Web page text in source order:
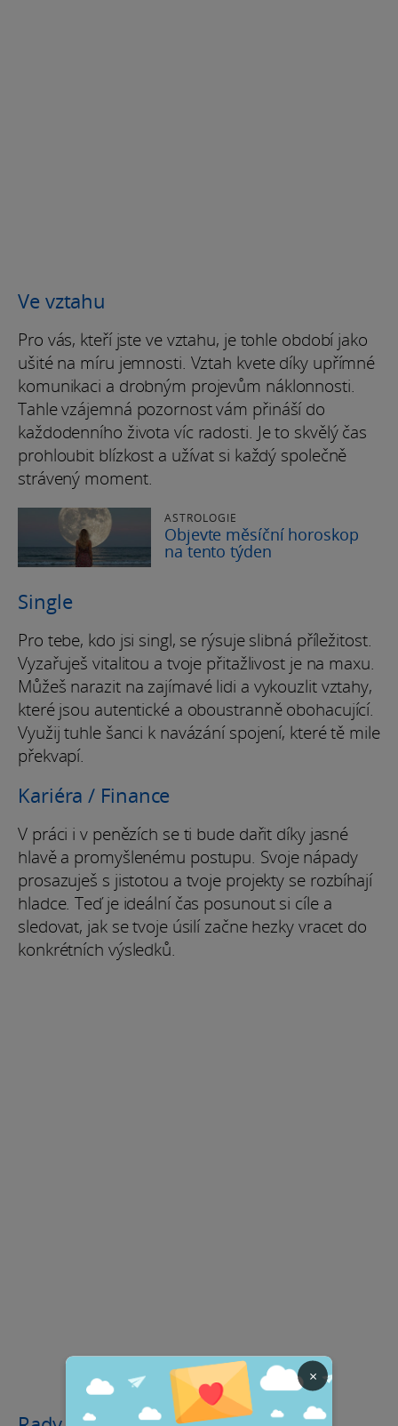
Ve vztahu
Pro vás, kteří jste ve vztahu, je tohle období jako
ušité na míru jemnosti. Vztah kvete díky upřímné
komunikaci a drobným projevům náklonnosti.
Tahle vzájemná pozornost vám přináší do
každodenního života víc radosti. Je to skvělý čas
prohloubit blízkost a užívat si každý společně
strávený moment.
ASTROLOGIE
Objevte měsíční horoskop
na tento týden
Single
Pro tebe, kdo jsi singl, se rýsuje slibná příležitost.
Vyzařuješ vitalitou a tvoje přitažlivost je na maxu.
Můžeš narazit na zajímavé lidi a vykouzlit vztahy,
které jsou autentické a oboustranně obohacující.
Využij tuhle šanci k navázání spojení, které tě mile
překvapí.
Kariéra / Finance
V práci i v penězích se ti bude dařit díky jasné
hlavě a promyšlenému postupu. Svoje nápady
prosazuješ s jistotou a tvoje projekty se rozbíhají
hladce. Teď je ideální čas posunout si cíle a
sledovat, jak se tvoje úsilí začne hezky vracet do
konkrétních výsledků.
×